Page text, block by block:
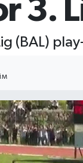
3.
(BAL)